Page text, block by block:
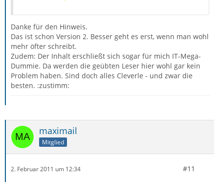
Danke für den Hinweis.
Das ist schon Version 2. Besser geht es erst, wenn man wohl
mehr öfter schreibt.
Zudem: Der Inhalt erschließt sich sogar für mich IT-Mega-
Dummie. Da werden die geübten Leser hier wohl gar kein
Problem haben. Sind doch alles Cleverle - und zwar die
besten. :zustimm:
maximail
Mitglied
2. Februar 2011 um 12:34 #11